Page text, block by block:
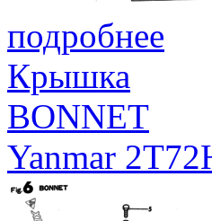
подробнее
Крышка
BONNET
Yanmar